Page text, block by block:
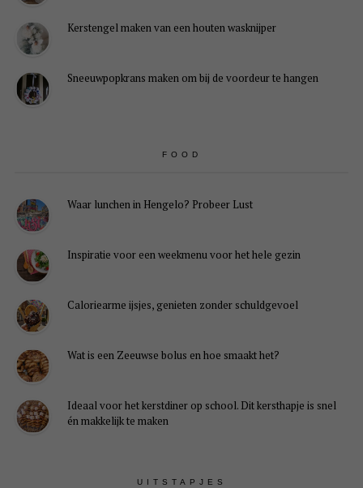
Kerstengel maken van een houten wasknijper
Sneeuwpopkrans maken om bij de voordeur te hangen
FOOD
Waar lunchen in Hengelo? Probeer Lust
Inspiratie voor een weekmenu voor het hele gezin
Caloriearme ijsjes, genieten zonder schuldgevoel
Wat is een Zeeuwse bolus en hoe smaakt het?
Ideaal voor het kerstdiner op school. Dit kersthapje is snel
én makkelijk te maken
UITSTAPJES